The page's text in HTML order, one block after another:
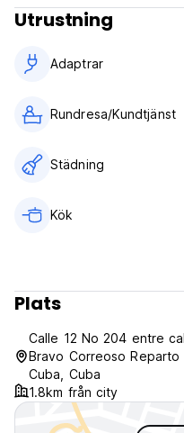
Skatter ingår
Frukost ingår ej
Allmän:
24 timmars reception.
Inget speciellt skick
Utrustning
Adaptrar
Rundresa/Kundtjänst
Städning
Kök
Plats
Calle 12 No 204 entre
Bravo Correoso
Cuba, Cuba
1.8km från city